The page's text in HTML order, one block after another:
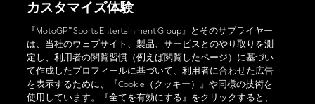
プライバシーポリシー
購入ポリシー
オフィシャルアプリ
カスタマイズ体験
『MotoGP™ Sports Entertainment Group』とそのサプライヤー
は、当社のウェブサイト、製品、サービスとのやり取りを測
定し、利用者の閲覧習慣（例えば閲覧したページ）に基づい
て作成したプロフィールに基づいて、利用者に合わせた広告
を表示するために、『Cookie（クッキー）』や同様の技術を
使用しています。『全てを有効にする』をクリックすると、